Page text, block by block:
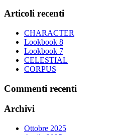
opzioni
essere
scelte
nella
pagina
del
prodotto
Articoli recenti
CHARACTER
Lookbook 8
Lookbook 7
CELESTIAL
CORPUS
Commenti recenti
Archivi
Ottobre 2025